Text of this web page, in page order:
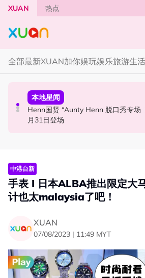
Skip to main content
XUAN 热点
全部最新XUAN加你娱玩娱乐旅游生活
国际星闻
Tom Holland “Spiderman” 替身曝光
又去演忍者”
活动
Cadbury Dairy Milk x Lotus Biscoff
本地星闻
Henn国贤 “Aunty Henn 脱口秀专场
月31日登场
中港台新
手表 I 日本ALBA推出限定大
计也太malaysia了吧！
XUAN
07/08/2023 | 11:49 MYT